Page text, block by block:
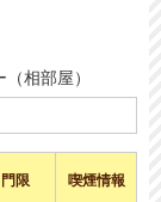
相部屋）
門限 喫煙情報